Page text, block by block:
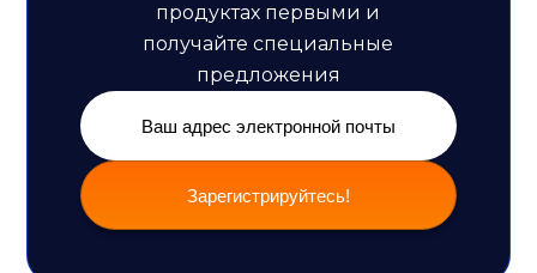
продуктах первыми и
получайте специальные
предложения